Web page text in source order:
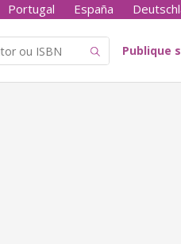
Portugal España
Publique